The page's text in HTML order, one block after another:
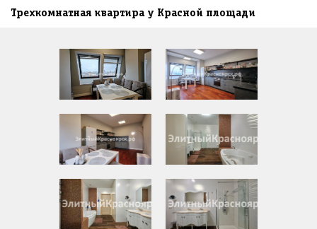
Трехкомнатная квартира у Красной площади